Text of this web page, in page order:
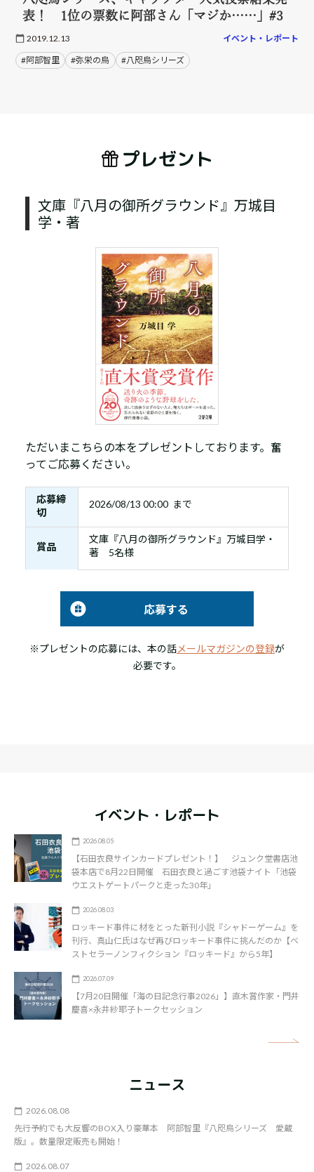
表！ 1位の票数に阿部さん「マジか……」#3
2019.12.13 イベント・レポート
#阿部智里 #弥栄の烏 #八咫烏シリーズ
プレゼント
文庫『八月の御所グラウンド』万城目
学・著
ただいまこちらの本をプレゼントしております。奮
ってご応募ください。
応募締
切
2026/08/13 00:00 まで
賞品
文庫『八月の御所グラウンド』万城目学・
著 5名様
応募する
※プレゼントの応募には、本の話メールマガジンの登録が
必要です。
イベント・レポート
2026.08.05
【石田衣良サインカードプレゼント！】 ジュンク堂書店池
袋本店で8月22日開催 石田衣良と過ごす池袋ナイト「池袋
ウエストゲートパークと走った30年」
2026.08.03
ロッキード事件に材をとった新刊小説『シャドーゲーム』を
刊行、真山仁氏はなぜ再びロッキード事件に挑んだのか【ベ
ストセラーノンフィクション『ロッキード』から5年】
2026.07.09
【7月20日開催「海の日記念行事2026」】直木賞作家・門井
慶喜×永井紗耶子トークセッション
ニュース
2026.08.08
先行予約でも大反響のBOX入り豪華本 阿部智里『八咫烏シリーズ 愛蔵
版』。数量限定販売も開始！
2026.08.07